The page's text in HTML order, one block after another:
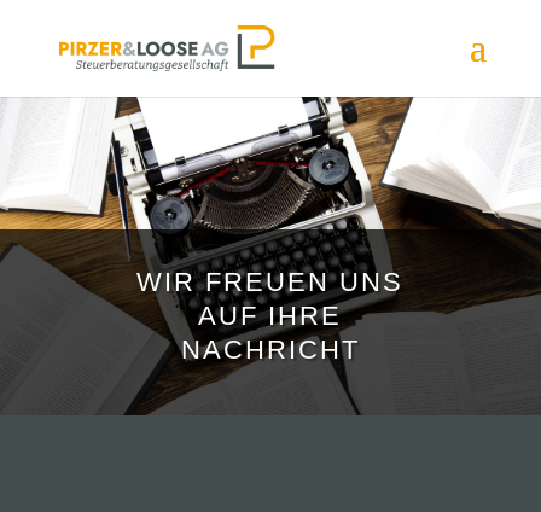
WIR FREUEN UNS
AUF IHRE
NACHRICHT